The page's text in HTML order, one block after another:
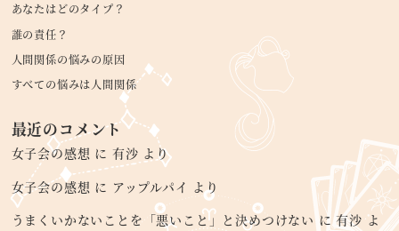
あなたはどのタイプ？
誰の責任？
人間関係の悩みの原因
すべての悩みは人間関係
最近のコメント
女子会の感想 に 有沙 より
女子会の感想 に アップルパイ より
うまくいかないことを「悪いこと」と決めつけないに有沙 よ